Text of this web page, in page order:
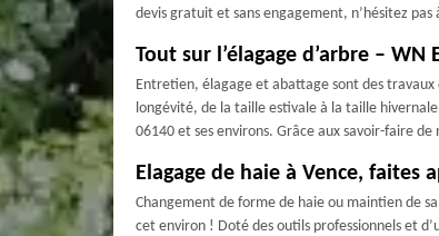
devis gratuit et sans engagement, n’hésitez
Tout sur l’élagage d’arbre – WN
Entretien, élagage et abattage sont des travaux
longévité, de la taille estivale à la taille
06140 et ses environs. Grâce aux savoir-faire
Elagage de haie à Vence, faites
Changement de forme de haie ou maintien de
cet environ ! Doté des outils professionnels et